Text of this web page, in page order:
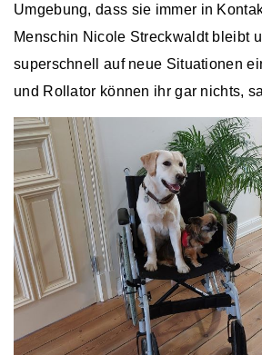
Umgebung, dass sie immer in
Menschin Nicole Streckwaldt bleibt
superschnell auf neue Situationen
und Rollator können ihr gar nichts,